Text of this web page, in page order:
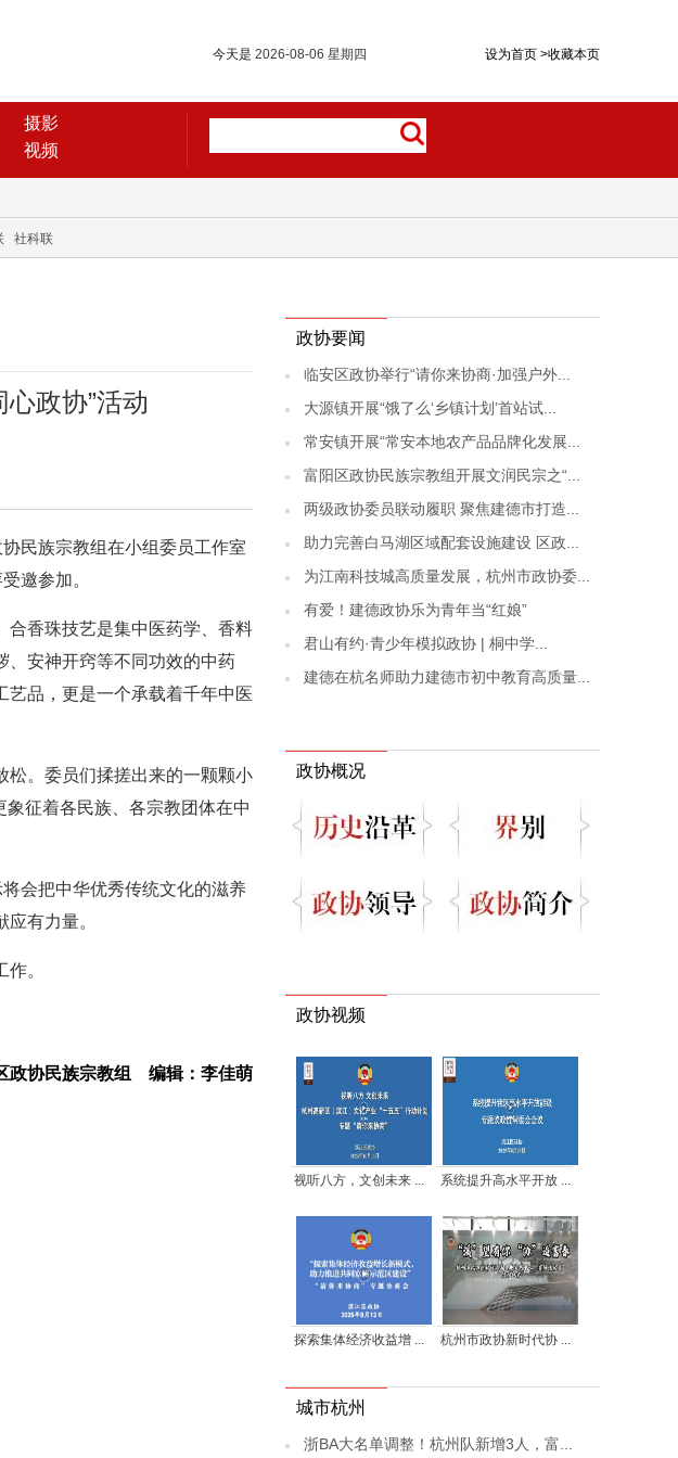
设为首页 >收藏本页
今天是 2026-08-06 星期四
摄影
视频
社科联
政协”活动
民族宗教组在小组委员工作室
邀参加。
香珠技艺是集中医药学、香料
、安神开窍等不同功效的中药
艺品，更是一个承载着千年中医
松。委员们揉搓出来的一颗颗小
象征着各民族、各宗教团体在中
会把中华优秀传统文化的滋养
有力量。
。
政协民族宗教组 编辑：李佳萌
政协要闻
临安区政协举行“请你来协商·加强户外...
大源镇开展“饿了么‘乡镇计划’首站试...
常安镇开展“常安本地农产品品牌化发展...
富阳区政协民族宗教组开展文润民宗之“...
两级政协委员联动履职 聚焦建德市打造...
助力完善白马湖区域配套设施建设 区政...
为江南科技城高质量发展，杭州市政协委...
有爱！建德政协乐为青年当“红娘”
君山有约·青少年模拟政协 | 桐中学...
建德在杭名师助力建德市初中教育高质量...
政协概况
政协视频
视听八方，文创未来 ... 系统提升高水平开放 ...
探索集体经济收益增 ... 杭州市政协新时代协 ...
城市杭州
浙BA大名单调整！杭州队新增3人，富...